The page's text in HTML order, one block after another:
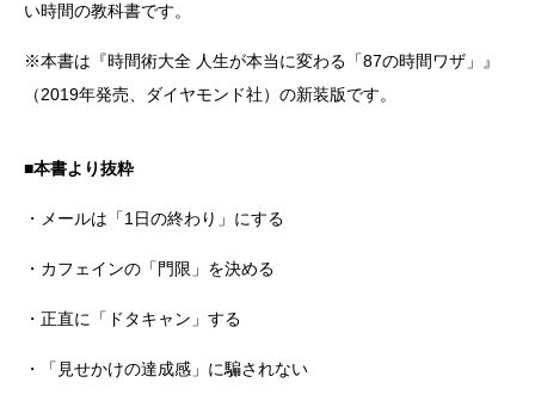
い時間の教科書です。
※本書は『時間術大全 人生が本当に変わる「87の時間ワザ」』
（2019年発売、ダイヤモンド社）の新装版です。
■本書より抜粋
・メールは「1日の終わり」にする
・カフェインの「門限」を決める
・正直に「ドタキャン」する
・「見せかけの達成感」に騙されない